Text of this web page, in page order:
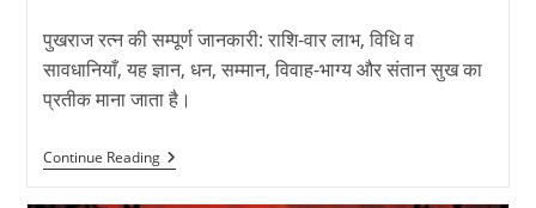
पुखराज रत्न की सम्पूर्ण जानकारी: राशि-वार लाभ, विधि व
सावधानियाँ, यह ज्ञान, धन, सम्मान, विवाह-भाग्य और संतान सुख का
प्रतीक माना जाता है।
Continue Readingपुखराज
रत्न